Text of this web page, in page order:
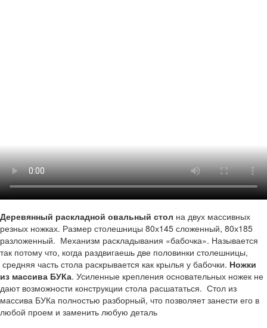
Деревянный раскладной овальный стол на двух массивных
резных ножках. Размер столешницы 80х145 сложенный, 80х185
разложенный. Механизм раскладывания «бабочка». Называется
так потому что, когда раздвигаешь две половинки столешницы,
средняя часть стола раскрывается как крылья у бабочки. Ножки
из массива БУКа. Усиленные крепления основательных ножек не
дают возможности конструкции стола расшататься. Стол из
массива БУКа полностью разборный, что позволяет занести его в
любой проем и заменить любую деталь